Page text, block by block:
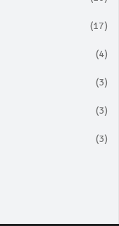
(17)
(4)
(3)
(3)
(3)